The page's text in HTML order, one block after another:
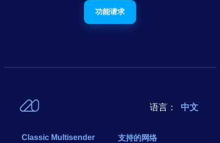
功能请求
语言： 中文
Classic Multisender
支持的网络